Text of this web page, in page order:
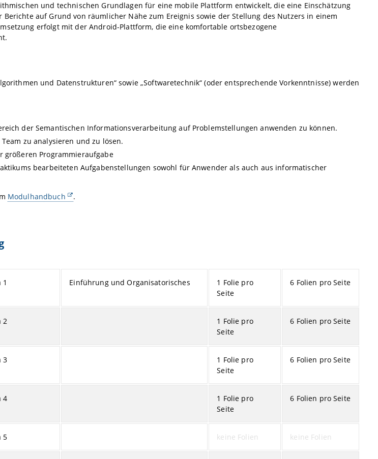
und technischen Grundlagen für eine mobile Plattform entwickelt, die eine Einschätzung
auf Grund von räumlicher Nähe zum Ereignis sowie der Stellung des Nutzers in einem
erfolgt mit der Android-Plattform, die eine komfortable ortsbezogene
und Datenstrukturen“ sowie „Softwaretechnik“ (oder entsprechende Vorkenntnisse) werden
der Semantischen Informationsverarbeitung auf Problemstellungen anwenden zu können.
zu analysieren und zu lösen.
größeren Programmieraufgabe
bearbeiteten Aufgabenstellungen sowohl für Anwender als auch aus informatischer
Modulhandbuch .
Einführung und Organisatorisches
1 Folie pro
Seite
6 Folien pro Seite
2
1 Folie pro
Seite
6 Folien pro Seite
3
1 Folie pro
Seite
6 Folien pro Seite
4
1 Folie pro
Seite
6 Folien pro Seite
5 keine Folien keine Folien